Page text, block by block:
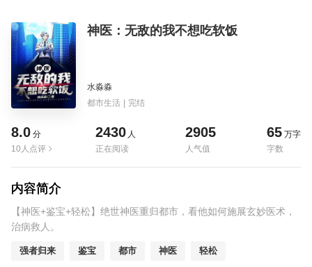
神医：无敌的我不想吃软饭
水淼淼
都市生活 | 完结
8.0 分
10人点评
2430 人
正在阅读
2905
人气值
65 万字
字数
内容简介
【神医+鉴宝+轻松】绝世神医重归都市，看他如何施展玄妙医术，
治病救人。
强者归来 鉴宝 都市 神医 轻松